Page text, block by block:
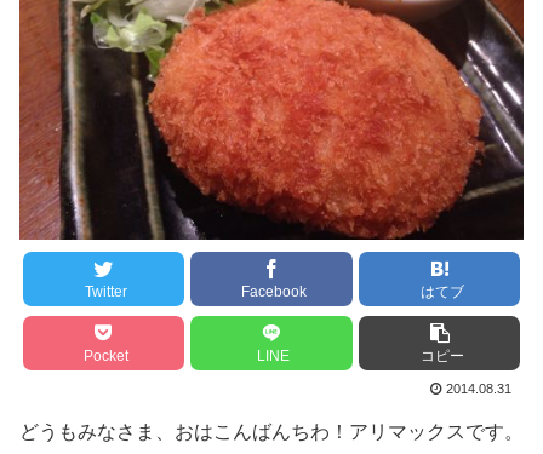
Twitter Facebook はてブ
Pocket LINE コピー
2014.08.31
どうもみなさま、おはこんばんちわ！アリマックスです。